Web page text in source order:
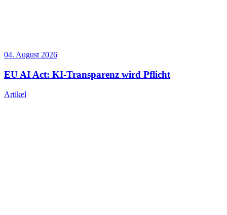
04. August 2026
EU AI Act: KI-Transparenz wird Pflicht
Artikel